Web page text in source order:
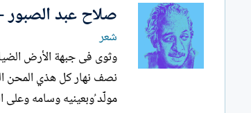
صلاح عبد
شعر
وثوى فى جبهة الأرض
مولّّّّّد ُوبعينيه وسامه